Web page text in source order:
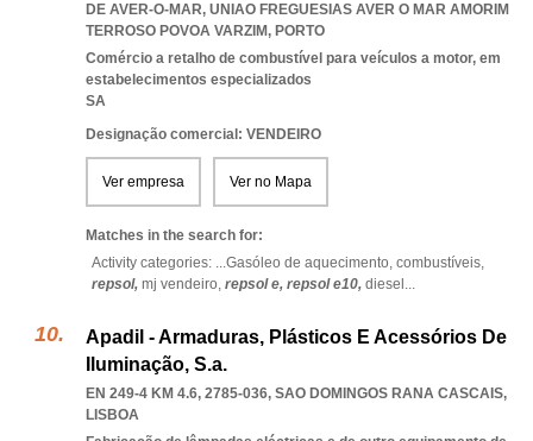
DE AVER-O-MAR, UNIAO FREGUESIAS AVER O MAR AMORIM
TERROSO POVOA VARZIM, PORTO
Comércio a retalho de combustível para veículos a motor, em
estabelecimentos especializados
SA
Designação comercial: VENDEIRO
Ver empresa Ver no Mapa
Matches in the search for:
Activity categories: ...Gasóleo de aquecimento, combustíveis,
repsol, mj vendeiro, repsol e, repsol e10, diesel ...
Apadil - Armaduras, Plásticos E Acessórios De
Iluminação, S.a.
EN 249-4 KM 4.6, 2785-036, SAO DOMINGOS RANA CASCAIS,
LISBOA